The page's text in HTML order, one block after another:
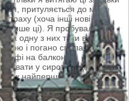
притуляється до мене
страху (хоча інші нові
лише ці). Я пробувала
одну з них таки взяла у
і погано спала. Після
шафі на балконі.
у сиротинець боюсь,
найпершим що
вервичка, яку вона
немовлятку під подушку.